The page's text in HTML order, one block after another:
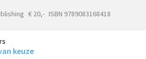
€ 20,- ISBN 9789083168418
keuze